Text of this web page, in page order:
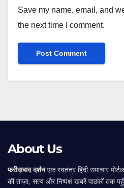
Save my name, email, and
the next time I comment.
About Us
फरीदाबाद दर्शनएक स्वतंत्र हिंदी समाचार
की ताज़ा, सत्य और निष्पक्ष खबरें पाठकों तक